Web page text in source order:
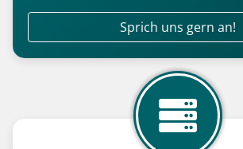
Sprich uns gern an!